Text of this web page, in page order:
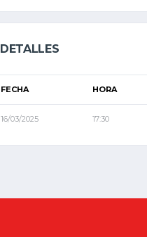
DETALLES
FECHA HORA
16/03/2025 17:30